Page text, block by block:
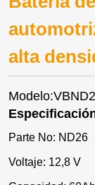
alta
Parte No: ND26
Voltaje: 12,8 V